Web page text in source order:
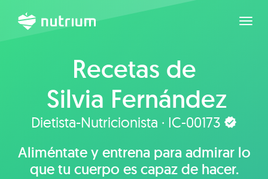
Recetas de
Silvia Fernández
Montañés
Domínguez
Dietista-Nutricionista · IC-00173
Aliméntate y entrena para admirar lo
que tu cuerpo es capaz de hacer.